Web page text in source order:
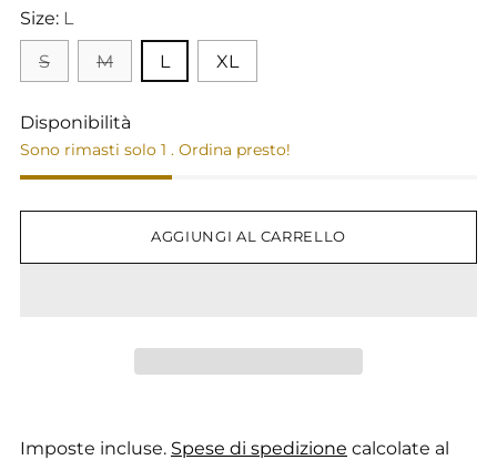
Size: L
S
M L XL
Disponibilità
Sono rimasti solo 1 . Ordina presto!
AGGIUNGI AL CARRELLO
Imposte incluse. Spese di spedizione calcolate al